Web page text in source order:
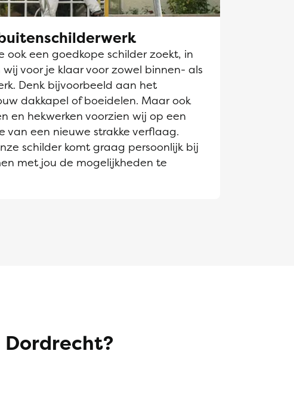
ook een goedkope schilder zoekt, in
voor je klaar voor zowel binnen- als
Denk bijvoorbeeld aan het
dakkapel of boeidelen. Maar ook
en hekwerken voorzien wij op een
van een nieuwe strakke verflaag.
schilder komt graag persoonlijk bij
met jou de mogelijkheden te